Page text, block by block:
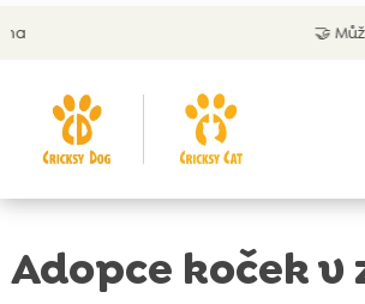
Můžeš zaplatit i na
Adopce koček v